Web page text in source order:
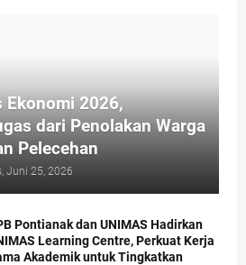
Ekonomi 2026,
dari Penolakan Warga
Pelecehan
Juni 25, 2026
Pontianak dan UNIMAS Hadirkan
Learning Centre, Perkuat Kerja
Akademik untuk Tingkatkan